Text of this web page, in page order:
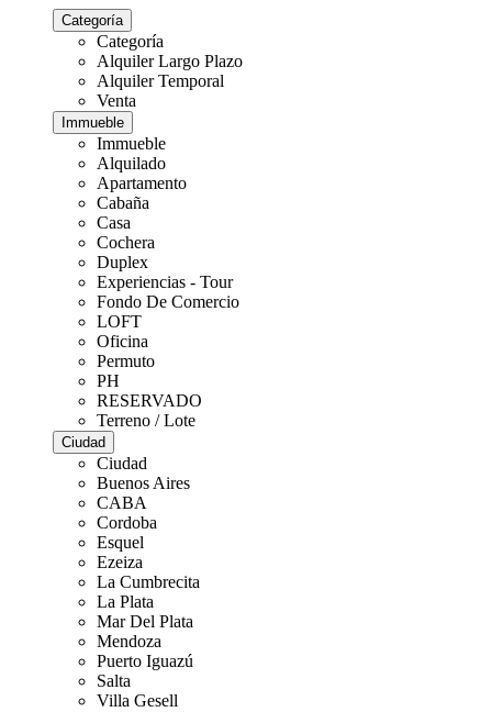
Categoría
Categoría
Alquiler Largo Plazo
Alquiler Temporal
Venta
Immueble
Immueble
Alquilado
Apartamento
Cabaña
Casa
Cochera
Duplex
Experiencias - Tour
Fondo De Comercio
LOFT
Oficina
Permuto
PH
RESERVADO
Terreno / Lote
Ciudad
Ciudad
Buenos Aires
CABA
Cordoba
Esquel
Ezeiza
La Cumbrecita
La Plata
Mar Del Plata
Mendoza
Puerto Iguazú
Salta
Villa Gesell